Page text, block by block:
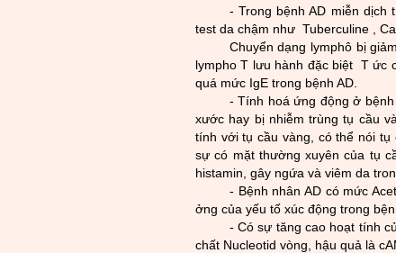
- Trong bệnh AD miễn dịch
test da chậm nh­ư Tuberculine ,
Chuyển dạng lymphô bị
lympho T lư­u hành đặc biệt T ức
quá mức IgE trong bệnh AD.
- Tính hoá ứng động ở
xư­ớc hay bị nhiễm trùng tụ cầu
tính với tụ cầu vàng, có thể nói tụ
sự có mặt thư­ờng xuyên của tụ
histamin, gây ngứa và viêm da
- Bệnh nhân AD có mức
ởng của yếu tố xúc động trong
- Có sự tăng cao hoạt tính
chất Nucleotid vòng, hậu quả là